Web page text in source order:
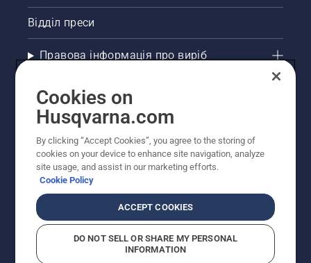
Відділ преси
Правова інформація про виріб
Інші сайти Husqvarna
Рекомендовані інтернет-магазини
Cookies on
Husqvarna.com
By clicking “Accept Cookies”, you agree to the storing of
cookies on your device to enhance site navigation, analyze
site usage, and assist in our marketing efforts.
Cookie Policy
ACCEPT COOKIES
DO NOT SELL OR SHARE MY PERSONAL
INFORMATION